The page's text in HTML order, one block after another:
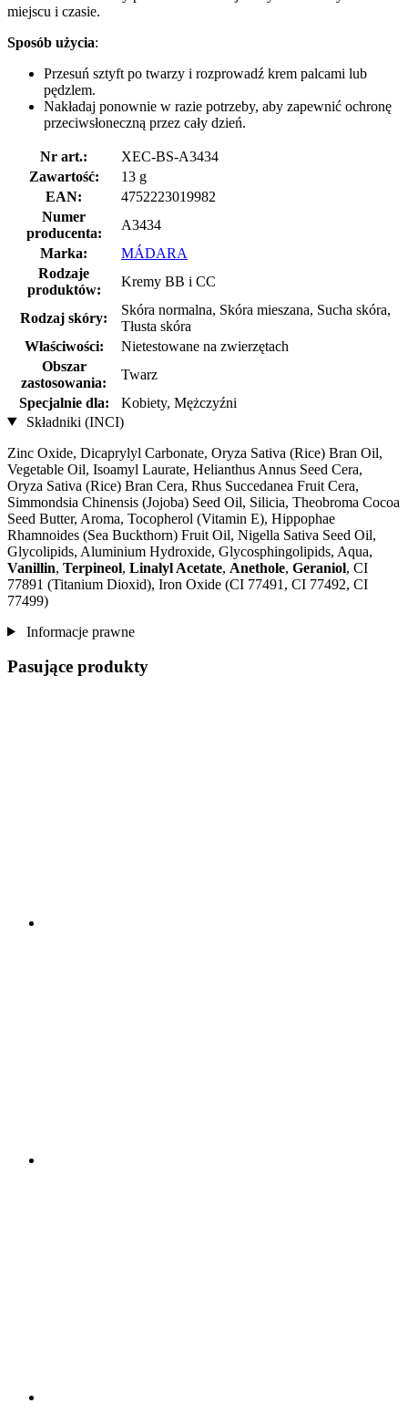
miejscu i czasie.
Sposób użycia:
Przesuń sztyft po twarzy i rozprowadź krem palcami lub
pędzlem.
Nakładaj ponownie w razie potrzeby, aby zapewnić ochronę
przeciwsłoneczną przez cały dzień.
Nr art.:
XEC-BS-A3434
Zawartość:
13 g
EAN:
4752223019982
Numer
producenta:
A3434
Marka:
MÁDARA
Rodzaje
produktów:
Kremy BB i CC
Rodzaj skóry:
Skóra normalna, Skóra mieszana, Sucha skóra,
Tłusta skóra
Właściwości:
Nietestowane na zwierzętach
Obszar
zastosowania:
Twarz
Specjalnie dla:
Kobiety, Mężczyźni
Składniki (INCI)
Zinc Oxide, Dicaprylyl Carbonate, Oryza Sativa (Rice) Bran Oil,
Vegetable Oil, Isoamyl Laurate, Helianthus Annus Seed Cera,
Oryza Sativa (Rice) Bran Cera, Rhus Succedanea Fruit Cera,
Simmondsia Chinensis (Jojoba) Seed Oil, Silicia, Theobroma Cocoa
Seed Butter, Aroma, Tocopherol (Vitamin E), Hippophae
Rhamnoides (Sea Buckthorn) Fruit Oil, Nigella Sativa Seed Oil,
Glycolipids, Aluminium Hydroxide, Glycosphingolipids, Aqua,
Vanillin, Terpineol, Linalyl Acetate, Anethole, Geraniol, CI
77891 (Titanium Dioxid), Iron Oxide (CI 77491, CI 77492, CI
77499)
Informacje prawne
Pasujące produkty